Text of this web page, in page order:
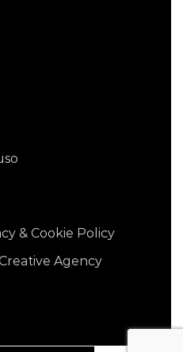
& Cookie Policy
Agency